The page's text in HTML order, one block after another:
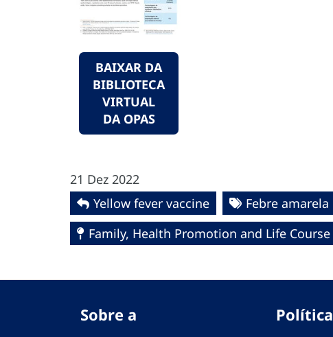
BAIXAR DA
BIBLIOTECA
VIRTUAL
DA OPAS
21 Dez 2022
Yellow fever vaccine
Febre amarela
Family, Health Promotion and Life Course
Sobre a